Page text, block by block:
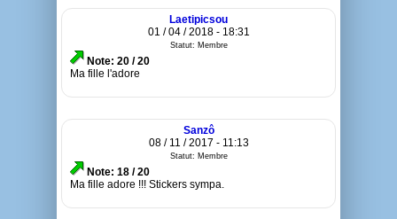
Laetipicsou
01 / 04 / 2018 - 18:31
Statut: Membre
Note: 20 / 20
Ma fille l'adore
Sanzô
08 / 11 / 2017 - 11:13
Statut: Membre
Note: 18 / 20
Ma fille adore !!! Stickers sympa.